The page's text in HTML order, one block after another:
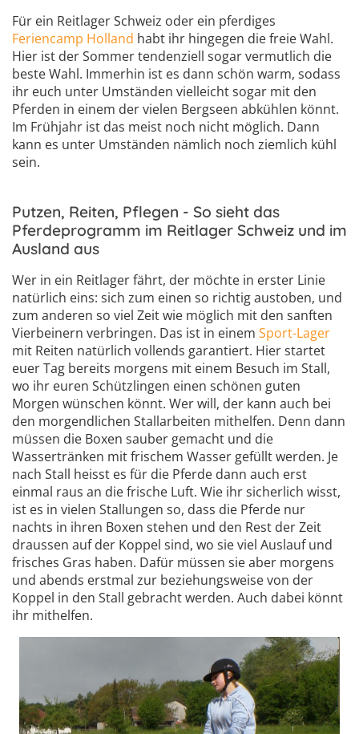
Für ein Reitlager Schweiz oder ein pferdiges
Feriencamp Holland habt ihr hingegen die freie Wahl.
Hier ist der Sommer tendenziell sogar vermutlich die
beste Wahl. Immerhin ist es dann schön warm, sodass
ihr euch unter Umständen vielleicht sogar mit den
Pferden in einem der vielen Bergseen abkühlen könnt.
Im Frühjahr ist das meist noch nicht möglich. Dann
kann es unter Umständen nämlich noch ziemlich kühl
sein.
Putzen, Reiten, Pflegen - So sieht das
Pferdeprogramm im Reitlager Schweiz und im
Ausland aus
Wer in ein Reitlager fährt, der möchte in erster Linie
natürlich eins: sich zum einen so richtig austoben, und
zum anderen so viel Zeit wie möglich mit den sanften
Vierbeinern verbringen. Das ist in einem Sport-Lager
mit Reiten natürlich vollends garantiert. Hier startet
euer Tag bereits morgens mit einem Besuch im Stall,
wo ihr euren Schützlingen einen schönen guten
Morgen wünschen könnt. Wer will, der kann auch bei
den morgendlichen Stallarbeiten mithelfen. Denn dann
müssen die Boxen sauber gemacht und die
Wassertränken mit frischem Wasser gefüllt werden. Je
nach Stall heisst es für die Pferde dann auch erst
einmal raus an die frische Luft. Wie ihr sicherlich wisst,
ist es in vielen Stallungen so, dass die Pferde nur
nachts in ihren Boxen stehen und den Rest der Zeit
draussen auf der Koppel sind, wo sie viel Auslauf und
frisches Gras haben. Dafür müssen sie aber morgens
und abends erstmal zur beziehungsweise von der
Koppel in den Stall gebracht werden. Auch dabei könnt
ihr mithelfen.